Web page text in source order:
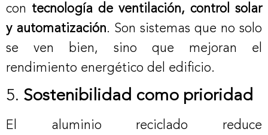
con tecnología de ventilación, control solar
y automatización. Son sistemas que no solo
se ven bien, sino que mejoran el
rendimiento energético del edificio.
5. Sostenibilidad como prioridad
El aluminio reciclado reduce